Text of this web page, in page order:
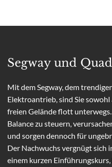
Segway und Quad
Mit dem Segway, dem
Elektroantrieb, sind Sie
freien Gelände flott
Balance zu steuern,
und sorgen dennoch für
Der Nachwuchs vergnügt sich
einem kurzen